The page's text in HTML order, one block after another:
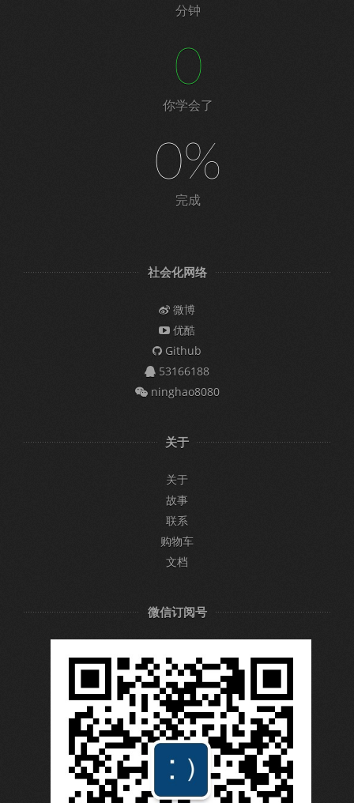
分钟
0
你学会了
0%
完成
社会化网络
微博
优酷
Github
53166188
ninghao8080
关于
关于
故事
联系
购物车
文档
微信订阅号